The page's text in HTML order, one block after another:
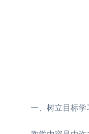
一、树立目标学